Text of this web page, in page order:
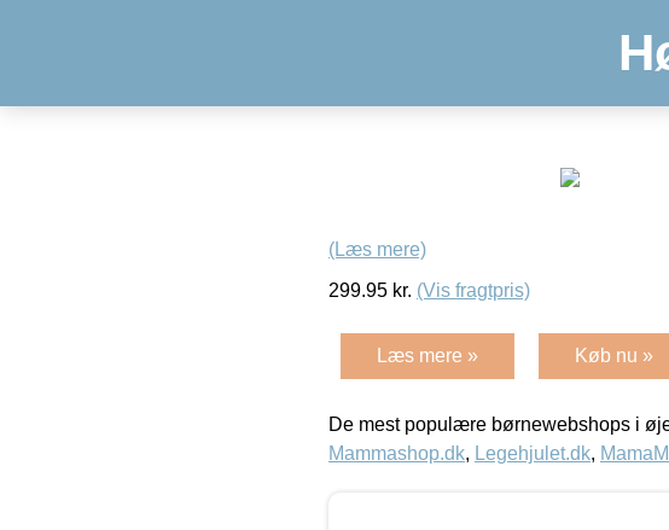
(Læs mere)
299.95 kr. (Vis fragtpris)
Læs mere » Køb nu »
De mest populære børnewebshops i
Mammashop.dk, Legehjulet.dk,